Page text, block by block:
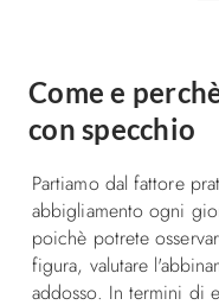
Come e
con specchio
Partiamo dal fattore
abbigliamento ogni
poichè potrete
figura, valutare
addosso. In termini di